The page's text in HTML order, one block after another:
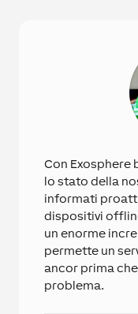
Con Exosphere
lo stato della
informati
dispositivi
un enorme
permette un
ancor prima
problema.